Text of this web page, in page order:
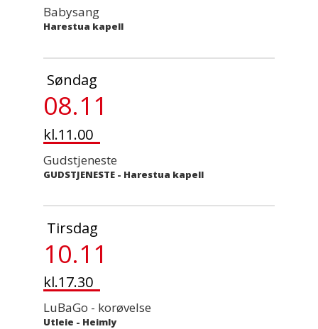
Babysang
Harestua kapell
Søndag
08.11
kl.11.00
Gudstjeneste
GUDSTJENESTE - Harestua kapell
Tirsdag
10.11
kl.17.30
LuBaGo - korøvelse
Utleie - Heimly